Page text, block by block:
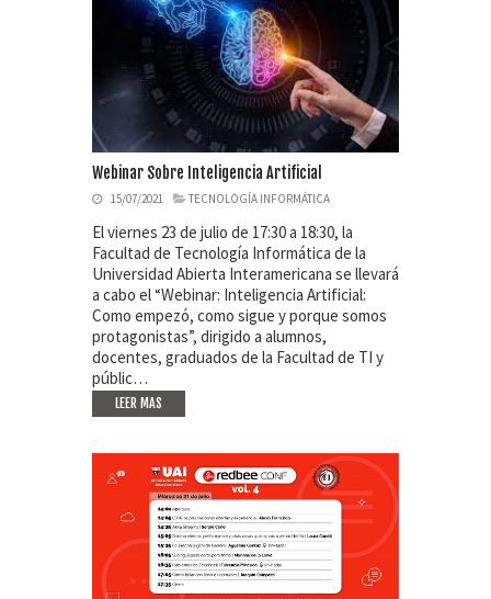
Webinar Sobre Inteligencia Artificial
15/07/2021 TECNOLOGÍA INFORMÁTICA
El viernes 23 de julio de 17:30 a 18:30, la
Facultad de Tecnología Informática de la
Universidad Abierta Interamericana se llevará
a cabo el “Webinar: Inteligencia Artificial:
Como empezó, como sigue y porque somos
protagonistas”, dirigido a alumnos,
docentes, graduados de la Facultad de TI y
públic…
LEER MAS